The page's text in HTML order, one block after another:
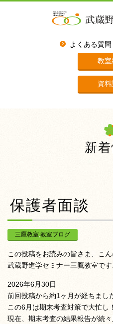
よくある質問
教室
資
新
保護者面談
三鷹教室,教室ブログ
この投稿をお読みの皆さま、こん
武蔵野進学セミナー三鷹教室です
2026年6月30日
前回投稿から約1ヶ月が経ちまし
この6月は期末考査対策で大忙し
現在、期末考査の結果報告が続々